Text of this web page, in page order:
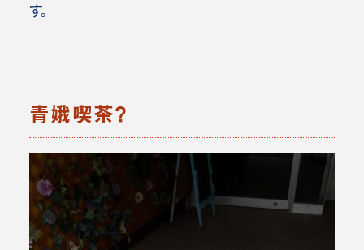
す。
青娥喫茶？